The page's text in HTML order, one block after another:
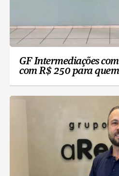
GF Intermediações
com R$ 250 para